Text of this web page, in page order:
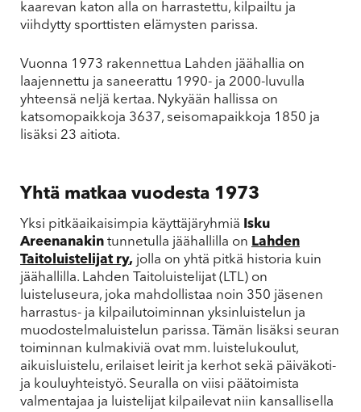
kaarevan katon alla on harrastettu, kilpailtu ja
viihdytty sporttisten elämysten parissa.
Vuonna 1973 rakennettua Lahden jäähallia on
laajennettu ja saneerattu 1990- ja 2000-luvulla
yhteensä neljä kertaa. Nykyään hallissa on
katsomopaikkoja 3637, seisomapaikkoja 1850 ja
lisäksi 23 aitiota.
Yhtä matkaa vuodesta 1973
Yksi pitkäaikaisimpia käyttäjäryhmiä Isku
Areenanakin tunnetulla jäähallilla on Lahden
Taitoluistelijat ry, jolla on yhtä pitkä historia kuin
jäähallilla. Lahden Taitoluistelijat (LTL) on
luisteluseura, joka mahdollistaa noin 350 jäsenen
harrastus- ja kilpailutoiminnan yksinluistelun ja
muodostelmaluistelun parissa. Tämän lisäksi seuran
toiminnan kulmakiviä ovat mm. luistelukoulut,
aikuisluistelu, erilaiset leirit ja kerhot sekä päiväkoti-
ja kouluyhteistyö. Seuralla on viisi päätoimista
valmentajaa ja luistelijat kilpailevat niin kansallisella